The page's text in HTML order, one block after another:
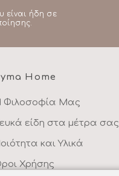
είναι ήδη σε
Home
Φιλοσοφία Μας
είδη στα μέτρα σας
και Υλικά
Χρήσης